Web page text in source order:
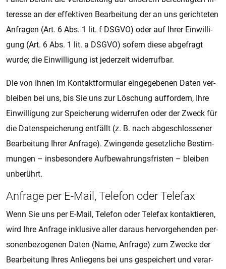
ter­es­se an der ef­fek­ti­ven Be­a­r­bei­tung der an uns ge­rich­te­ten
An­fra­gen (Art. 6 Abs. 1 lit. f DSGVO) oder auf Ihrer Ein­wil­li­
gung (Art. 6 Abs. 1 lit. a DSGVO) so­fern diese ab­ge­fragt
wurde; die Ein­wil­li­gung ist je­der­zeit wi­der­ruf­bar.
Die von Ihnen im Kon­takt­for­mu­lar ein­ge­ge­be­nen Daten ver­
blei­ben bei uns, bis Sie uns zur Lö­schung auf­for­dern, Ihre
Ein­wil­li­gung zur Spei­che­rung wi­der­ru­fen oder der Zweck für
die Da­ten­spei­che­rung ent­fällt (z. B. nach ab­ge­schlos­se­ner
Be­a­r­bei­tung Ihrer An­fra­ge). Zwin­gen­de ge­setz­li­che Be­stim­
mun­gen – ins­be­son­de­re Auf­be­wah­rungs­fris­ten – blei­ben
un­be­rührt.
An­fra­ge per E-Mail, Te­le­fon oder Te­le­fax
Wenn Sie uns per E-Mail, Te­le­fon oder Te­le­fax kon­tak­tie­ren,
wird Ihre An­fra­ge in­klu­si­ve aller dar­aus her­vor­ge­hen­den per­
so­nen­be­zo­ge­nen Daten (Name, An­fra­ge) zum Zwe­cke der
Be­a­r­bei­tung Ihres An­lie­gens bei uns ge­spei­chert und ver­a­r­